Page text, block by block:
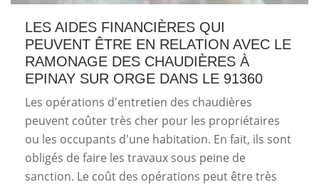
LES AIDES FINANCIÈRES QUI
PEUVENT ÊTRE EN RELATION AVEC LE
RAMONAGE DES CHAUDIÈRES À
EPINAY SUR ORGE DANS LE 91360
Les opérations d'entretien des chaudières
peuvent coûter très cher pour les propriétaires
ou les occupants d'une habitation. En fait, ils sont
obligés de faire les travaux sous peine de
sanction. Le coût des opérations peut être très